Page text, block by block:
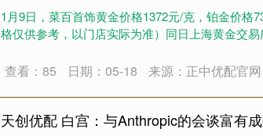
1月9日，菜百首饰黄金价格1372元/克，铂金价格
格仅供参考，以门店实际为准）同日上海黄金交
查看：85 日期：05-18 来源：正中优配官网
天创优配 白宫：与Anthropic的会谈富有